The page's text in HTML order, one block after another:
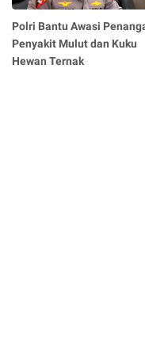
Polri Bantu Awasi
Penyakit Mulut dan Kuku
Hewan Ternak